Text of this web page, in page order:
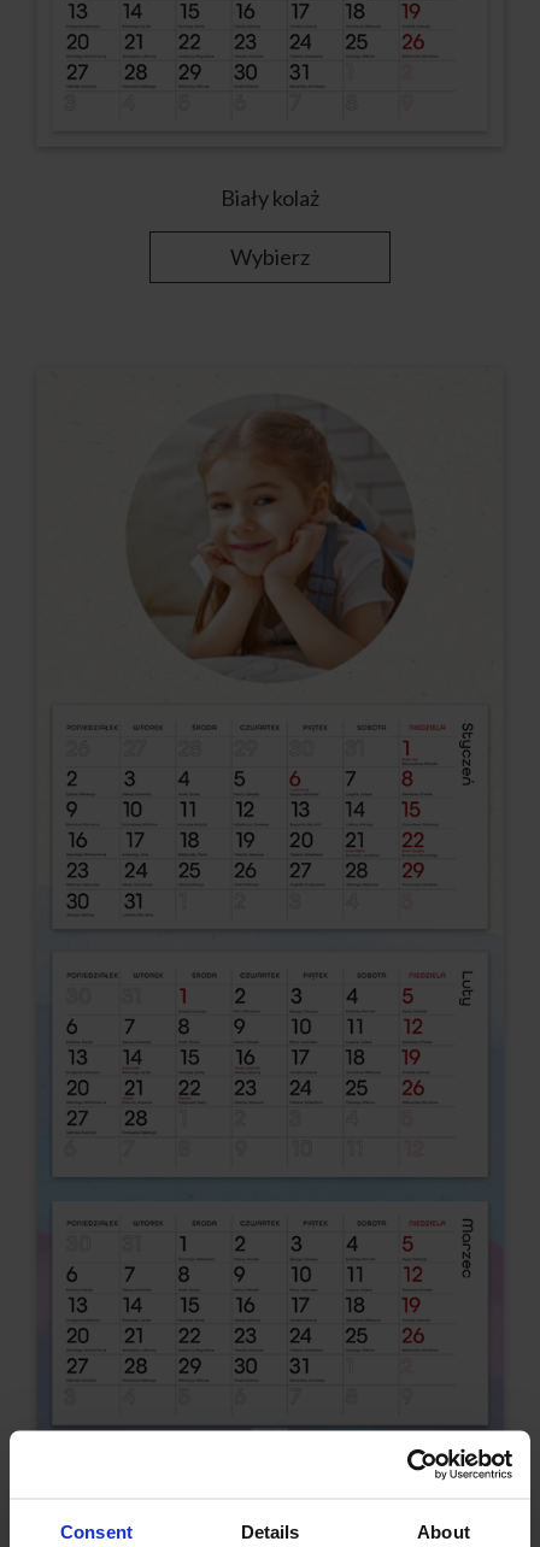
Consent Details About
Biały kolaż
Wybierz